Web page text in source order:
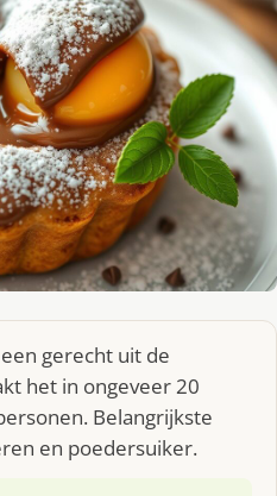
gerecht uit de
het in ongeveer 20
Belangrijkste
en poedersuiker.